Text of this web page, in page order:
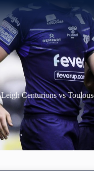
Leigh Centurions vs